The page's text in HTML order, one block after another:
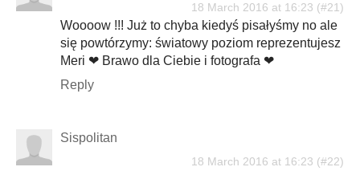
18 March 2016 at 16:23
Woooow !!! Już to chyba kiedyś pisałyśmy no ale
się powtórzymy: światowy poziom reprezentujesz
Meri ❤ Brawo dla Ciebie i fotografa ❤
Reply
Sispolitan
18 March 2016 at 16:23